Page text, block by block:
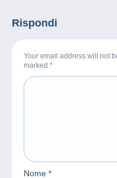
Rispondi
Your email address will not
marked *
Nome *